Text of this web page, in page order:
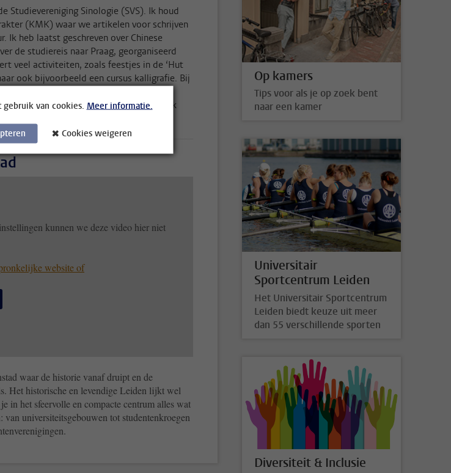
Studievereniging Sinologie (SVS). Ik houd
(KMK) waar we artikelen voor schrijven
Ik heb laatst geschreven over Chinese
de studiereis naar Praag, georganiseerd
veel activiteiten, zoals feestjes in de ‘Hut
ook bijvoorbeeld een cursus kalligrafie. Bij
waardoor je mensen leert kennen.
introductiekamp van SVS, had ik al gelijk
kunnen we deze video hier niet
website of
waar de historie vanaf druipt en de
Het historische en levendige Leiden lijkt wel
in het sfeervolle en compacte centrum alles wat
van universiteitsgebouwen tot studentenkroegen
Op kamers
Tips voor als je op zoek bent
naar een kamer
Universitair
Sportcentrum Leiden
Het Universitair Sportcentrum
Leiden biedt keuze uit meer
dan 55 verschillende sporten
Diversiteit & Inclusie
van cookies. Meer informatie.
Cookies weigeren